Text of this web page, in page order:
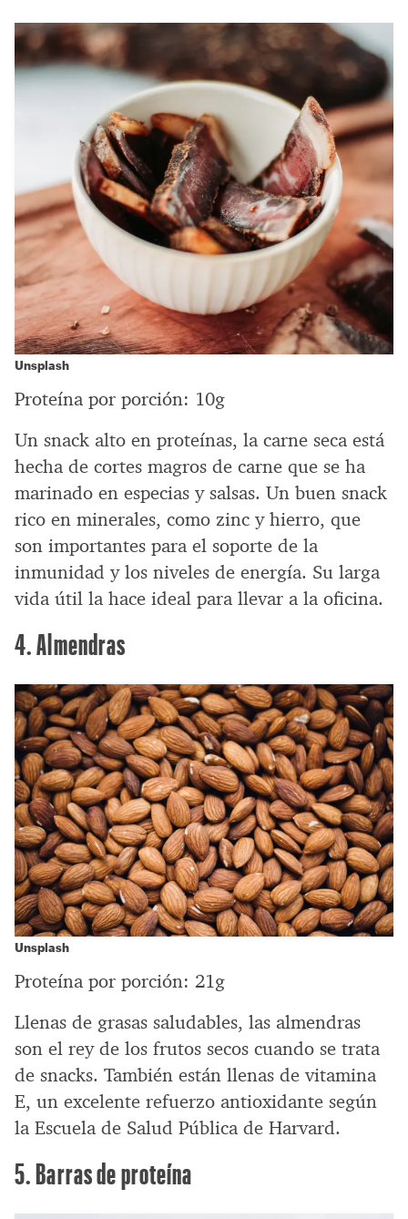
Unsplash
Proteína por porción: 10g
Un snack alto en proteínas, la carne seca está
hecha de cortes magros de carne que se ha
marinado en especias y salsas. Un buen snack
rico en minerales, como zinc y hierro, que
son importantes para el soporte de la
inmunidad y los niveles de energía. Su larga
vida útil la hace ideal para llevar a la oficina.
4. Almendras
Unsplash
Proteína por porción: 21g
Llenas de grasas saludables, las almendras
son el rey de los frutos secos cuando se trata
de snacks. También están llenas de vitamina
E, un excelente refuerzo antioxidante según
la Escuela de Salud Pública de Harvard.
5. Barras de proteína